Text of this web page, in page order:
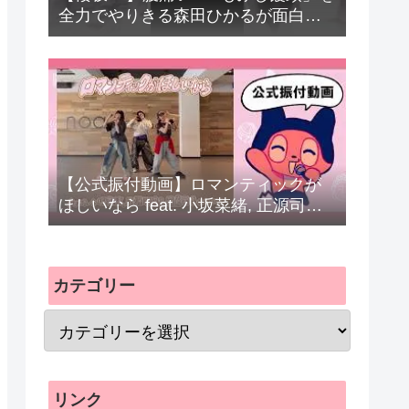
全力でやりきる森田ひかるが面白す
ぎる#森田ひかる #山﨑天 #守屋麗奈
#向井純葉 #石森璃花 #小田倉麗奈 #
櫻坂46 #sakurazaka46 #shorts
【公式振付動画】ロマンティックが
ほしいなら feat. 小坂菜緒, 正源司陽
子, 藤嶌果歩 (日向坂46) / ぼっちぼろ
カテゴリー
リンク